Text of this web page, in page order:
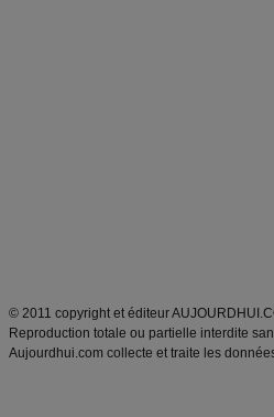
© 2011 copyright et éditeur
Reproduction totale ou partielle interdite
Aujourdhui.com collecte et traite les